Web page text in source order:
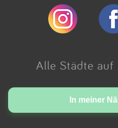
In meiner
Alle Städte
Made with